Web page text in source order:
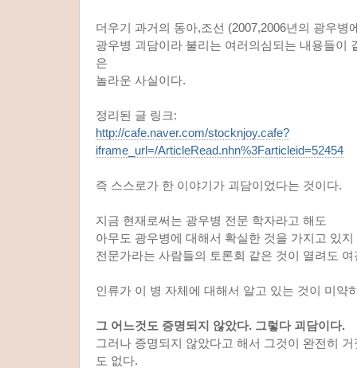
더우기 과거의 동아,조선 (2007,2006년의 광우병
광우병 괴담이라 불리는 여러의심되는 내용들이
은
놀라운 사실이다.
정리된 글 링크:
http://cafe.naver.com/stocknjoy.cafe?
iframe_url=/ArticleRead.nhn%3Farticleid=52454
즉 스스로가 한 이야기가 괴담이었다는 것이다.
지금 현재로써는 광우병 전문 학자라고 해도
아무도 광우병에 대해서 확실한 것을 가지고 있
전문가라는 사람들의 토론회 같은 것이 열려도
인류가 이 병 자체에 대해서 알고 있는 것이 미약
그 어느것도 증명되지 않았다. 그렇다 괴담이다.
그러나 증명되지 않았다고 해서 그것이 완전히
도 없다.